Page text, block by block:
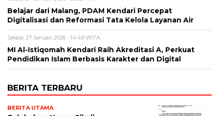
Belajar dari Malang, PDAM Kendari Percepat
Digitalisasi dan Reformasi Tata Kelola Layanan Air
Selasa, 27 Januari 2026 - 14:49 WITA
MI Al-Istiqomah Kendari Raih Akreditasi A, Perkuat
Pendidikan Islam Berbasis Karakter dan Digital
BERITA TERBARU
BERITA UTAMA